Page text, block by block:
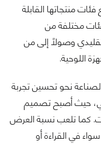
فئات منتجاتها القابلة
مختلفة من
وصولًا إلى من
اللوحية.
نحو تحسين تجربة
حيث أصبح تصميم
كما تلعب نسبة العرض
في القراءة أو